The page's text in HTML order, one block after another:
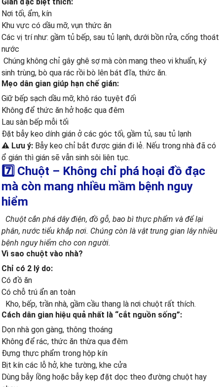
Nơi tối, ẩm, kín
Khu vực có dầu mỡ, vụn thức ăn
Các vị trí như: gầm tủ bếp, sau tủ lạnh, dưới bồn rửa, cống thoát
nước
Chúng không chỉ gây ghê sợ mà còn mang theo vi khuẩn, ký
sinh trùng, bò qua rác rồi bò lên bát đĩa, thức ăn.
Mẹo dân gian giúp hạn chế gián:
Giữ bếp sạch dầu mỡ, khô ráo tuyệt đối
Không để thức ăn hở hoặc qua đêm
Lau sàn bếp mỗi tối
Đặt bẫy keo dính gián ở các góc tối, gầm tủ, sau tủ lạnh
⚠️ Lưu ý: Bẫy keo chỉ bắt được gián đi lẻ. Nếu trong nhà đã có
ổ gián thì gián sẽ vẫn sinh sôi liên tục.
7️⃣ Chuột – Không chỉ phá hoại đồ đạc
mà còn mang nhiều mầm bệnh nguy
hiểm
Chuột cắn phá dây điện, đồ gỗ, bao bì thực phẩm và để lại
phân, nước tiểu khắp nơi. Chúng còn là vật trung gian lây nhiều
bệnh nguy hiểm cho con người.
Vì sao chuột vào nhà?
Chỉ có 2 lý do:
Có đồ ăn
Có chỗ trú ẩn an toàn
Kho, bếp, trần nhà, gầm cầu thang là nơi chuột rất thích.
Cách dân gian hiệu quả nhất là “cắt nguồn sống”:
Dọn nhà gọn gàng, thông thoáng
Không để rác, thức ăn thừa qua đêm
Đựng thực phẩm trong hộp kín
Bịt kín các lỗ hở, khe tường, khe cửa
Dùng bẫy lồng hoặc bẫy kẹp đặt dọc theo đường chuột hay